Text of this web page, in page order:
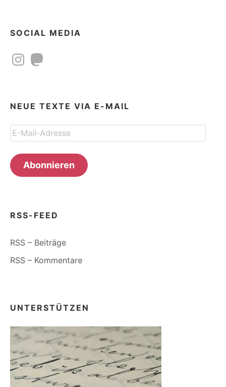
SOCIAL MEDIA
InstagramMastodon
NEUE TEXTE VIA E-MAIL
E-
Mail-
Adresse
Abonnieren
RSS-FEED
RSS – Beiträge
RSS – Kommentare
UNTERSTÜTZEN